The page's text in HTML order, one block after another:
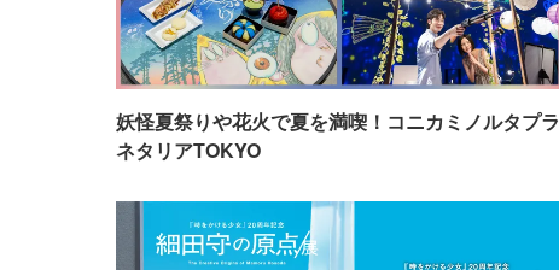
妖怪夏祭りや花火で夏を満喫！コニカミノルタプラ
ネタリアTOKYO